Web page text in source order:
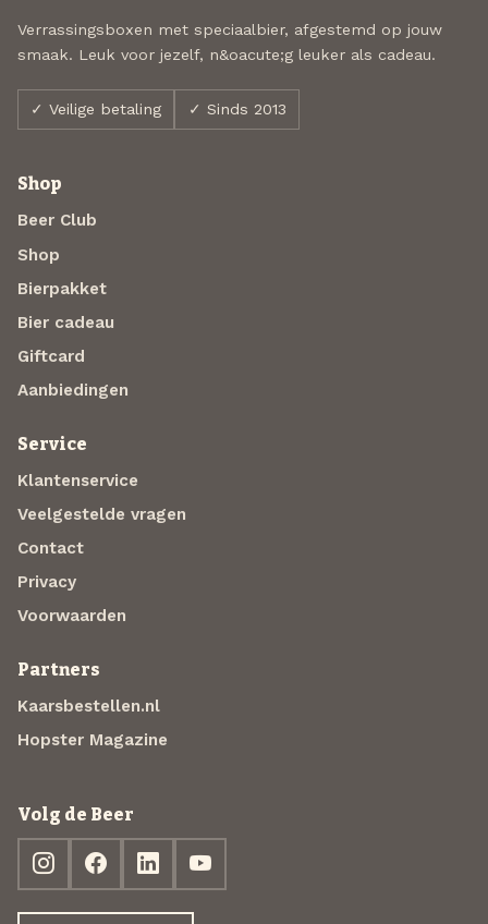
Verrassingsboxen met speciaalbier, afgestemd op jouw
smaak. Leuk voor jezelf, n&oacute;g leuker als cadeau.
✓ Veilige betaling ✓ Sinds 2013
Shop
Beer Club
Shop
Bierpakket
Bier cadeau
Giftcard
Aanbiedingen
Service
Klantenservice
Veelgestelde vragen
Contact
Privacy
Voorwaarden
Partners
Kaarsbestellen.nl
Hopster Magazine
Volg de Beer